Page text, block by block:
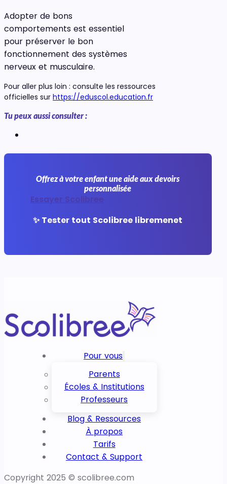
Adopter de bons
comportements est essentiel
pour préserver le bon
fonctionnement des systèmes
nerveux et musculaire.
Pour aller plus loin : consulte les ressources
officielles sur https://eduscol.education.fr
Tu peux aussi consulter :
Offrez à votre enfant une aide aux devoirs
personnalisée
Essayer Scolibree
✨ Tester tout Scolibree libremenet
Pour vous
Parents
Écoles & Institutions
Professeurs
Blog & Ressources
À propos
Tarifs
Contact & Support
Copyright 2025 © scolibree.com